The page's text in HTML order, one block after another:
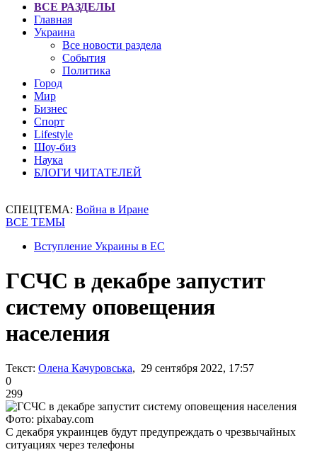
ВСЕ РАЗДЕЛЫ
Главная
Украина
Все новости раздела
События
Политика
Город
Мир
Бизнес
Спорт
Lifestyle
Шоу-биз
Наука
БЛОГИ ЧИТАТЕЛЕЙ
СПЕЦТЕМА: Война в Иране
ВСЕ ТЕМЫ
Вступление Украины в ЕС
ГСЧС в декабре запустит
систему оповещения
населения
Текст: Олена Качуровська, 29 сентября 2022, 17:57
0
299
Фото: pixabay.com
С декабря украинцев будут предупреждать о чрезвычайных
ситуациях через телефоны